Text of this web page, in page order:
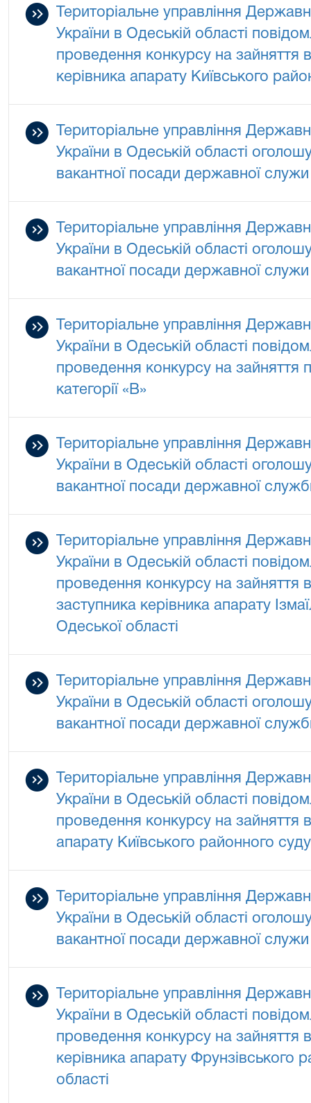
Територіальне управління
України в Одеській області
проведення конкурсу на зайняття
керівника апарату Київського
Територіальне управління
України в Одеській області
вакантної посади державної служи
Територіальне управління
України в Одеській області
вакантної посади державної служи
Територіальне управління
України в Одеській області
проведення конкурсу на зайняття
категорії «В»
Територіальне управління
України в Одеській області
вакантної посади державної
Територіальне управління
України в Одеській області
проведення конкурсу на зайняття
заступника керівника апарату
Одеської області
Територіальне управління
України в Одеській області
вакантної посади державної
Територіальне управління
України в Одеській області
проведення конкурсу на зайняття
апарату Київського районного
Територіальне управління
України в Одеській області
вакантної посади державної служи
Територіальне управління
України в Одеській області
проведення конкурсу на зайняття
керівника апарату Фрунзівського
області